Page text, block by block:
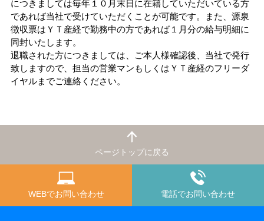
につきましては毎年１０月末日に在籍していただいている方
であれば当社で受けていただくことが可能です。また、源泉
徴収票はＹＴ産経で勤務中の方であれば１月分の給与明細に
同封いたします。
退職された方につきましては、ご本人様確認後、当社で発行
致しますので、担当の営業マンもしくはＹＴ産経のフリーダ
イヤルまでご連絡ください。
ページトップに戻る
WEBでお問い合わせ 電話でお問い合わせ